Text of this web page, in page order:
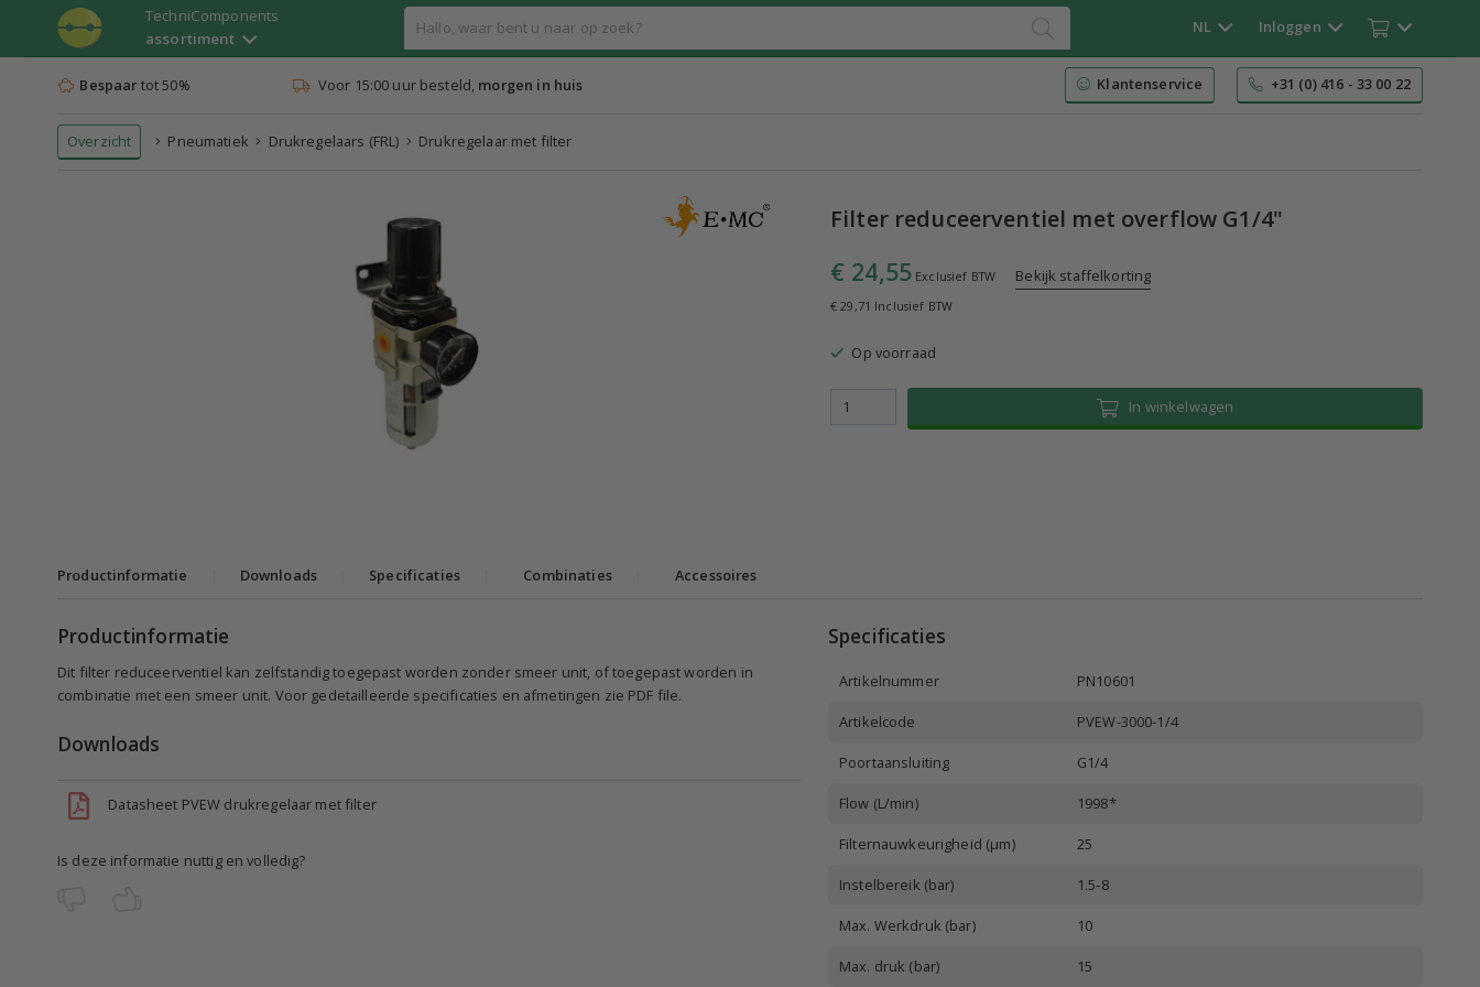
TechniComponents
assortiment
NL Inloggen
Bespaar tot 50% Voor 15:00 uur besteld, morgen in huis Klantenservice +31 (0) 416 - 33 00 22
Overzicht Pneumatiek Drukregelaars (FRL) Drukregelaar met filter
Filter reduceerventiel met overflow G1/4"
€ 24,55 Exclusief BTW Bekijk staffelkorting
€ 29,71 Inclusief BTW
Op voorraad
In winkelwagen
Productinformatie Downloads Specificaties Combinaties Accessoires
Productinformatie
Dit filter reduceerventiel kan zelfstandig toegepast worden zonder smeer unit, of toegepast worden in
combinatie met een smeer unit. Voor gedetailleerde specificaties en afmetingen zie PDF file.
Downloads
Datasheet PVEW drukregelaar met filter
Is deze informatie nuttig en volledig?
Specificaties
Artikelnummer PN10601
Artikelcode PVEW-3000-1/4
Poortaansluiting G1/4
Flow (L/min) 1998*
Filternauwkeurigheid (µm) 25
Instelbereik (bar) 1.5-8
Max. Werkdruk (bar) 10
Max. druk (bar) 15